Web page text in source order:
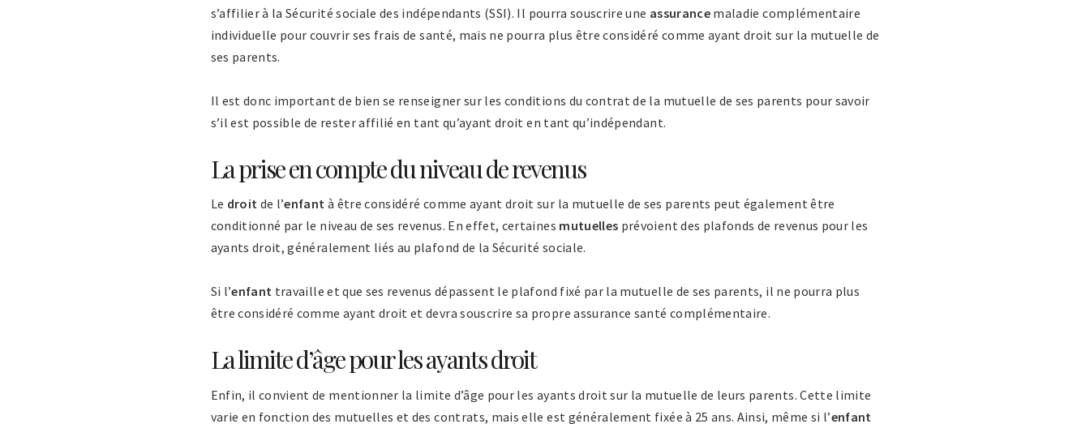
s’affilier à la Sécurité sociale des indépendants (SSI). Il pourra souscrire une assurance maladie complémentaire
individuelle pour couvrir ses frais de santé, mais ne pourra plus être considéré comme ayant droit sur la mutuelle de
ses parents.
Il est donc important de bien se renseigner sur les conditions du contrat de la mutuelle de ses parents pour savoir
s’il est possible de rester affilié en tant qu’ayant droit en tant qu’indépendant.
La prise en compte du niveau de revenus
Le droit de l’enfant à être considéré comme ayant droit sur la mutuelle de ses parents peut également être
conditionné par le niveau de ses revenus. En effet, certaines mutuelles prévoient des plafonds de revenus pour les
ayants droit, généralement liés au plafond de la Sécurité sociale.
Si l’enfant travaille et que ses revenus dépassent le plafond fixé par la mutuelle de ses parents, il ne pourra plus
être considéré comme ayant droit et devra souscrire sa propre assurance santé complémentaire.
La limite d’âge pour les ayants droit
Enfin, il convient de mentionner la limite d’âge pour les ayants droit sur la mutuelle de leurs parents. Cette limite
varie en fonction des mutuelles et des contrats, mais elle est généralement fixée à 25 ans. Ainsi, même si l’enfant